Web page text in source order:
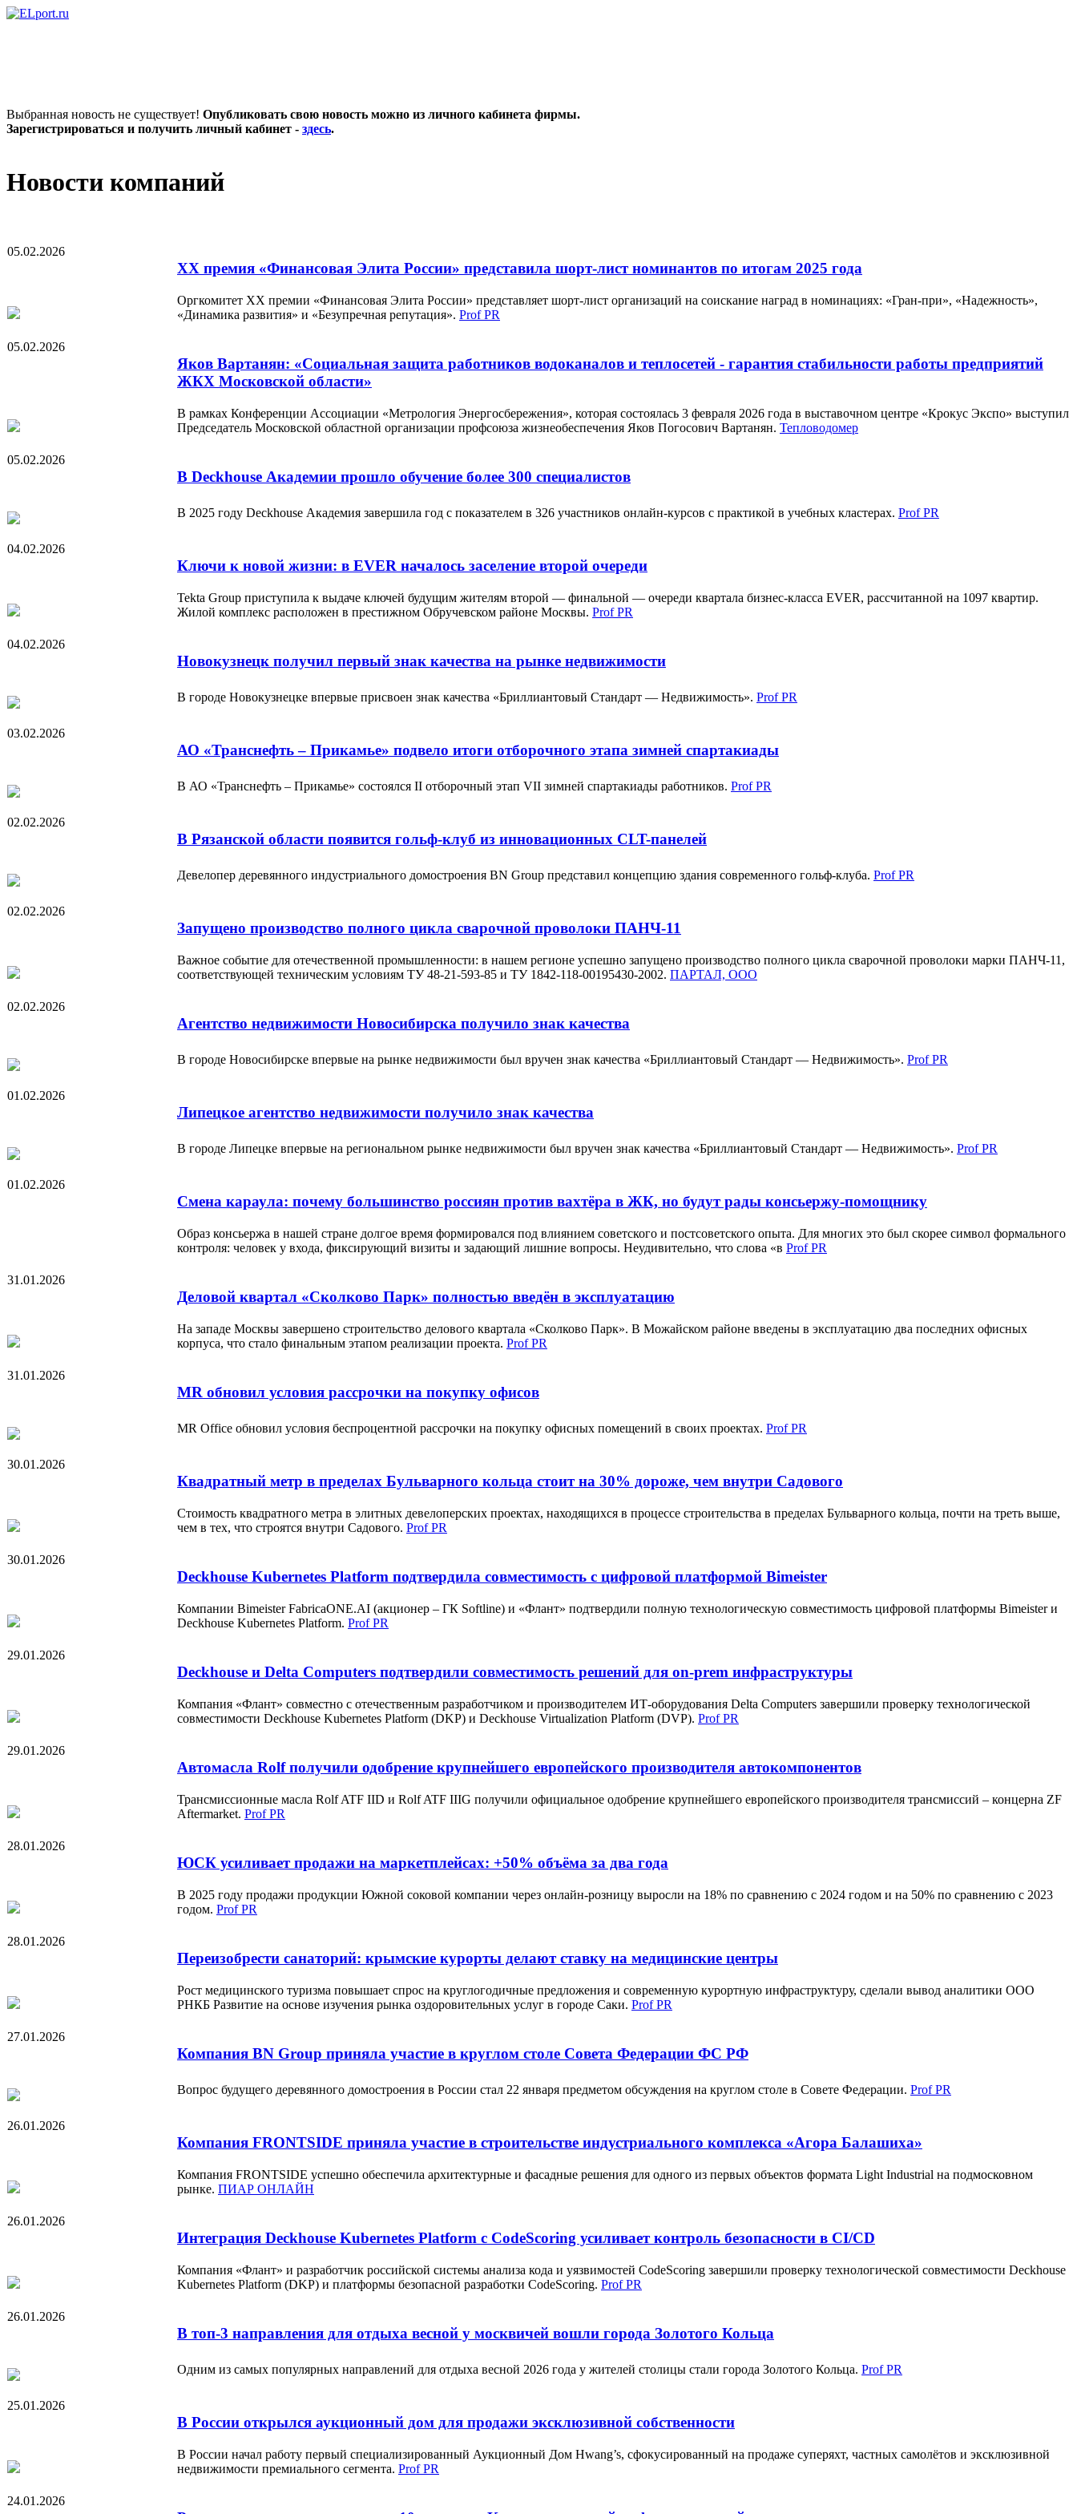
Выбранная новость не существует! Опубликовать свою новость можно из личного кабинета фирмы.
Зарегистрироваться и получить личный кабинет - здесь.
Новости компаний
05.02.2026
XX премия «Финансовая Элита России» представила шорт-лист номинантов по итогам 2025 года
Оргкомитет XX премии «Финансовая Элита России» представляет шорт-лист организаций на соискание наград в номинациях: «Гран-при», «Надежность»,
«Динамика развития» и «Безупречная репутация». Prof PR
05.02.2026
Яков Вартанян: «Социальная защита работников водоканалов и теплосетей - гарантия стабильности работы предприятий
ЖКХ Московской области»
В рамках Конференции Ассоциации «Метрология Энергосбережения», которая состоялась 3 февраля 2026 года в выставочном центре «Крокус Экспо» выступил
Председатель Московской областной организации профсоюза жизнеобеспечения Яков Погосович Вартанян. Тепловодомер
05.02.2026
В Deckhouse Академии прошло обучение более 300 специалистов
В 2025 году Deckhouse Академия завершила год с показателем в 326 участников онлайн-курсов с практикой в учебных кластерах. Prof PR
04.02.2026
Ключи к новой жизни: в EVER началось заселение второй очереди
Tekta Group приступила к выдаче ключей будущим жителям второй — финальной — очереди квартала бизнес-класса EVER, рассчитанной на 1097 квартир.
Жилой комплекс расположен в престижном Обручевском районе Москвы. Prof PR
04.02.2026
Новокузнецк получил первый знак качества на рынке недвижимости
В городе Новокузнецке впервые присвоен знак качества «Бриллиантовый Стандарт — Недвижимость». Prof PR
03.02.2026
АО «Транснефть – Прикамье» подвело итоги отборочного этапа зимней спартакиады
В АО «Транснефть – Прикамье» состоялся II отборочный этап VII зимней спартакиады работников. Prof PR
02.02.2026
В Рязанской области появится гольф-клуб из инновационных CLT-панелей
Девелопер деревянного индустриального домостроения BN Group представил концепцию здания современного гольф-клуба. Prof PR
02.02.2026
Запущено производство полного цикла сварочной проволоки ПАНЧ-11
Важное событие для отечественной промышленности: в нашем регионе успешно запущено производство полного цикла сварочной проволоки марки ПАНЧ-11,
соответствующей техническим условиям ТУ 48-21-593-85 и ТУ 1842-118-00195430-2002. ПАРТАЛ, ООО
02.02.2026
Агентство недвижимости Новосибирска получило знак качества
В городе Новосибирске впервые на рынке недвижимости был вручен знак качества «Бриллиантовый Стандарт — Недвижимость». Prof PR
01.02.2026
Липецкое агентство недвижимости получило знак качества
В городе Липецке впервые на региональном рынке недвижимости был вручен знак качества «Бриллиантовый Стандарт — Недвижимость». Prof PR
01.02.2026
Смена караула: почему большинство россиян против вахтёра в ЖК, но будут рады консьержу-помощнику
Образ консьержа в нашей стране долгое время формировался под влиянием советского и постсоветского опыта. Для многих это был скорее символ формального
контроля: человек у входа, фиксирующий визиты и задающий лишние вопросы. Неудивительно, что слова «в Prof PR
31.01.2026
Деловой квартал «Сколково Парк» полностью введён в эксплуатацию
На западе Москвы завершено строительство делового квартала «Сколково Парк». В Можайском районе введены в эксплуатацию два последних офисных
корпуса, что стало финальным этапом реализации проекта. Prof PR
31.01.2026
MR обновил условия рассрочки на покупку офисов
MR Office обновил условия беспроцентной рассрочки на покупку офисных помещений в своих проектах. Prof PR
30.01.2026
Квадратный метр в пределах Бульварного кольца стоит на 30% дороже, чем внутри Садового
Стоимость квадратного метра в элитных девелоперских проектах, находящихся в процессе строительства в пределах Бульварного кольца, почти на треть выше,
чем в тех, что строятся внутри Садового. Prof PR
30.01.2026
Deckhouse Kubernetes Platform подтвердила совместимость с цифровой платформой Bimeister
Компании Bimeister FabricaONE.AI (акционер – ГК Softline) и «Флант» подтвердили полную технологическую совместимость цифровой платформы Bimeister и
Deckhouse Kubernetes Platform. Prof PR
29.01.2026
Deckhouse и Delta Computers подтвердили совместимость решений для on-prem инфраструктуры
Компания «Флант» совместно с отечественным разработчиком и производителем ИТ-оборудования Delta Computers завершили проверку технологической
совместимости Deckhouse Kubernetes Platform (DKP) и Deckhouse Virtualization Platform (DVP). Prof PR
29.01.2026
Автомасла Rolf получили одобрение крупнейшего европейского производителя автокомпонентов
Трансмиссионные масла Rolf ATF IID и Rolf ATF IIIG получили официальное одобрение крупнейшего европейского производителя трансмиссий – концерна ZF
Aftermarket. Prof PR
28.01.2026
ЮСК усиливает продажи на маркетплейсах: +50% объёма за два года
В 2025 году продажи продукции Южной соковой компании через онлайн-розницу выросли на 18% по сравнению с 2024 годом и на 50% по сравнению с 2023
годом. Prof PR
28.01.2026
Переизобрести санаторий: крымские курорты делают ставку на медицинские центры
Рост медицинского туризма повышает спрос на круглогодичные предложения и современную курортную инфраструктуру, сделали вывод аналитики ООО
РНКБ Развитие на основе изучения рынка оздоровительных услуг в городе Саки. Prof PR
27.01.2026
Компания BN Group приняла участие в круглом столе Совета Федерации ФС РФ
Вопрос будущего деревянного домостроения в России стал 22 января предметом обсуждения на круглом столе в Совете Федерации. Prof PR
26.01.2026
Компания FRONTSIDE приняла участие в строительстве индустриального комплекса «Агора Балашиха»
Компания FRONTSIDE успешно обеспечила архитектурные и фасадные решения для одного из первых объектов формата Light Industrial на подмосковном
рынке. ПИАР ОНЛАЙН
26.01.2026
Интеграция Deckhouse Kubernetes Platform с CodeScoring усиливает контроль безопасности в CI/CD
Компания «Флант» и разработчик российской системы анализа кода и уязвимостей CodeScoring завершили проверку технологической совместимости Deckhouse
Kubernetes Platform (DKP) и платформы безопасной разработки CodeScoring. Prof PR
26.01.2026
В топ-3 направления для отдыха весной у москвичей вошли города Золотого Кольца
Одним из самых популярных направлений для отдыха весной 2026 года у жителей столицы стали города Золотого Кольца. Prof PR
25.01.2026
В России открылся аукционный дом для продажи эксклюзивной собственности
В России начал работу первый специализированный Аукционный Дом Hwang’s, сфокусированный на продаже суперяхт, частных самолётов и эксклюзивной
недвижимости премиального сегмента. Prof PR
24.01.2026